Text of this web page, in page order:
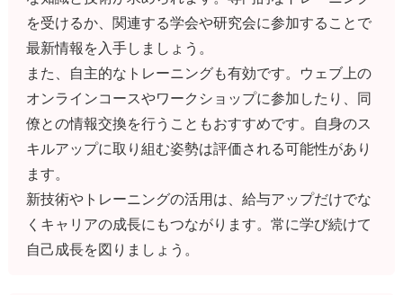
を受けるか、関連する学会や研究会に参加することで
最新情報を入手しましょう。
また、自主的なトレーニングも有効です。ウェブ上の
オンラインコースやワークショップに参加したり、同
僚との情報交換を行うこともおすすめです。自身のス
キルアップに取り組む姿勢は評価される可能性があり
ます。
新技術やトレーニングの活用は、給与アップだけでな
くキャリアの成長にもつながります。常に学び続けて
自己成長を図りましょう。